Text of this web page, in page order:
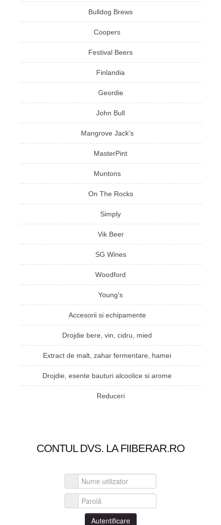
Bulldog Brews
Coopers
Festival Beers
Finlandia
Geordie
John Bull
Mangrove Jack's
MasterPint
Muntons
On The Rocks
Simply
Vik Beer
SG Wines
Woodford
Young's
Accesorii si echipamente
Drojdie bere, vin, cidru, mied
Extract de malt, zahar fermentare, hamei
Drojdie, esente bauturi alcoolice si arome
Reduceri
CONTUL DVS. LA FIIBERAR.RO
Nume utilizator
Parolă
Autentificare